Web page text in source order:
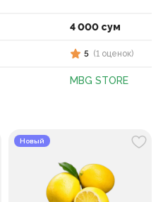
4 000 сум
5 (1 оценок)
MBG STORE
Новый